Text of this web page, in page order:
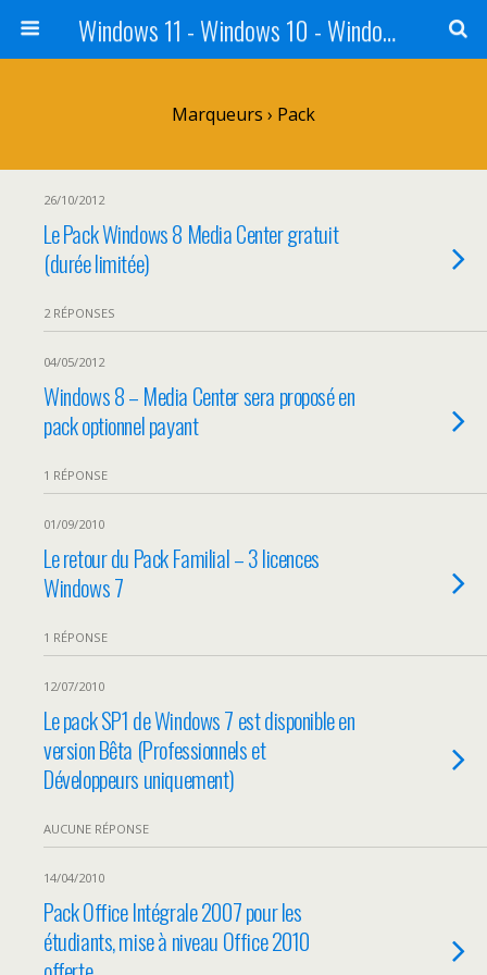
Windows 11 - Windows 10 - Windows 8 - Windows 7 - VISTA
Marqueurs › Pack
26/10/2012
Le Pack Windows 8 Media Center gratuit
(durée limitée)
2 RÉPONSES
04/05/2012
Windows 8 – Media Center sera proposé en
pack optionnel payant
1 RÉPONSE
01/09/2010
Le retour du Pack Familial – 3 licences
Windows 7
1 RÉPONSE
12/07/2010
Le pack SP1 de Windows 7 est disponible en
version Bêta (Professionnels et
Développeurs uniquement)
AUCUNE RÉPONSE
14/04/2010
Pack Office Intégrale 2007 pour les
étudiants, mise à niveau Office 2010